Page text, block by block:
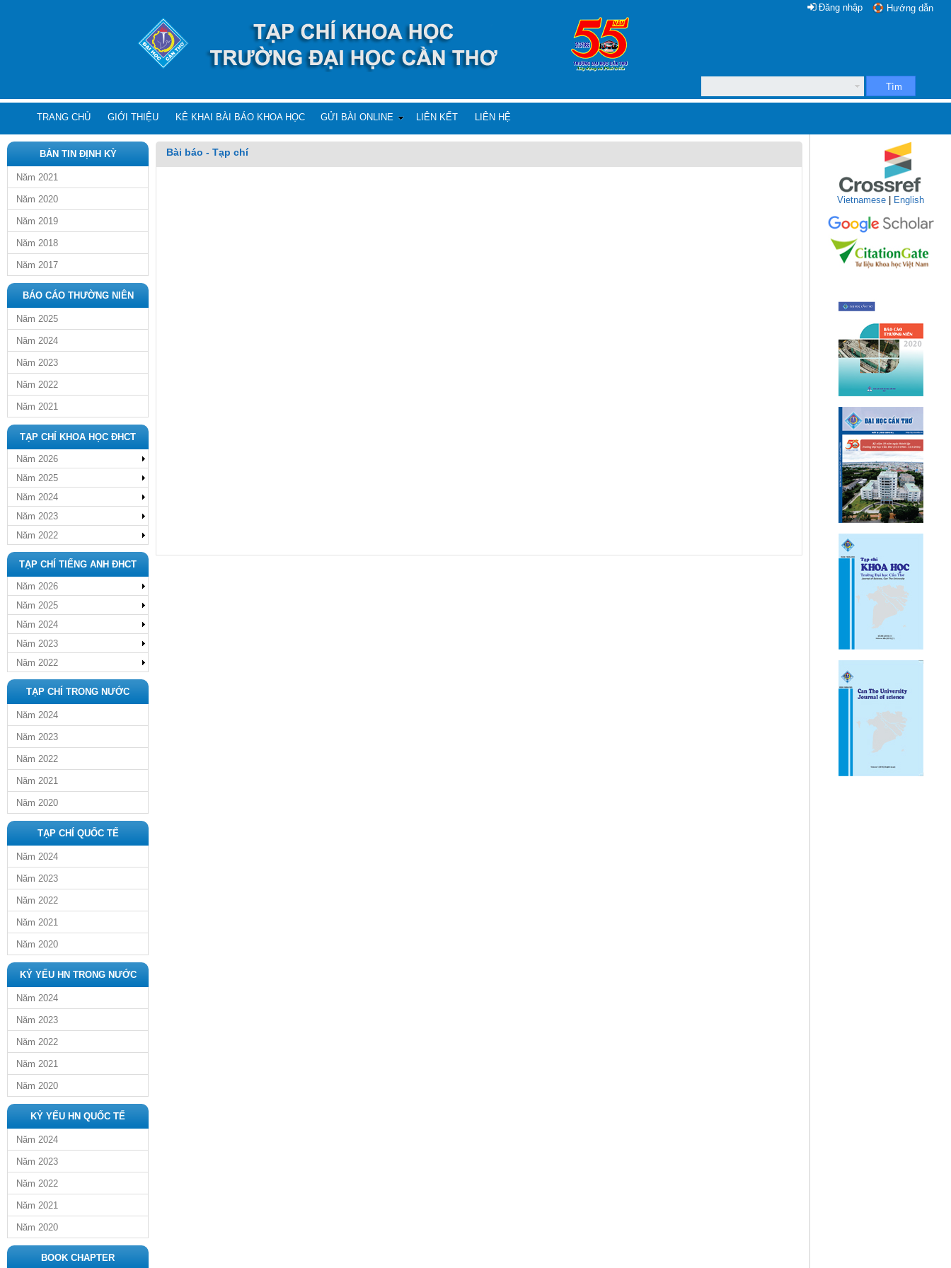
Hướng dẫn
Đăng nhập
Tìm
TRANG CHỦ GIỚI THIỆU KÊ KHAI BÀI BÁO KHOA HỌC GỬI BÀI ONLINE LIÊN KẾT LIÊN HỆ
BẢN TIN ĐỊNH KỲ
Năm 2021
Năm 2020
Năm 2019
Năm 2018
Năm 2017
BÁO CÁO THƯỜNG NIÊN
Năm 2025
Năm 2024
Năm 2023
Năm 2022
Năm 2021
TẠP CHÍ KHOA HỌC ĐHCT
Năm 2026
Năm 2025
Năm 2024
Năm 2023
Năm 2022
TẠP CHÍ TIẾNG ANH ĐHCT
Năm 2026
Năm 2025
Năm 2024
Năm 2023
Năm 2022
TẠP CHÍ TRONG NƯỚC
Năm 2024
Năm 2023
Năm 2022
Năm 2021
Năm 2020
TẠP CHÍ QUỐC TẾ
Năm 2024
Năm 2023
Năm 2022
Năm 2021
Năm 2020
KỶ YẾU HN TRONG NƯỚC
Năm 2024
Năm 2023
Năm 2022
Năm 2021
Năm 2020
KỶ YẾU HN QUỐC TẾ
Năm 2024
Năm 2023
Năm 2022
Năm 2021
Năm 2020
BOOK CHAPTER
Bài báo - Tạp chí
Vietnamese English